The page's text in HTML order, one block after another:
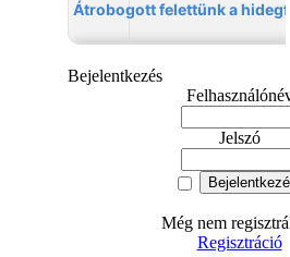
Bejelentkezés
Jelszó
Még nem
Regisztráció